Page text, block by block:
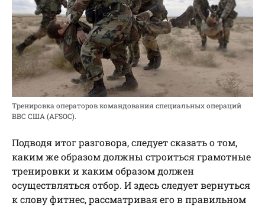
Тренировка операторов командования специальных операций
ВВС США (AFSOC).
Подводя итог разговора, следует сказать о том,
каким же образом должны строиться грамотные
тренировки и каким образом должен
осуществляться отбор. И здесь следует вернуться
к слову фитнес, рассматривая его в правильном